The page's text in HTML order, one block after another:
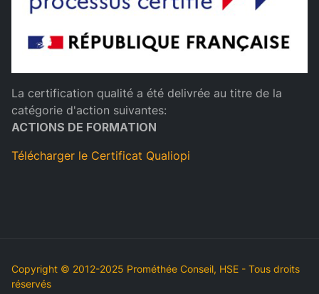
La certification qualité a été delivrée au titre de la
catégorie d'action suivantes:
ACTIONS DE FORMATION
Télécharger le Certificat Qualiopi
Copyright © 2012-2025 Prométhée Conseil, HSE - Tous droits
réservés